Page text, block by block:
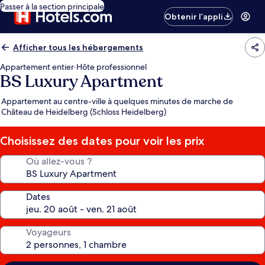
Passer à la section principale
Obtenir l’appli
Afficher tous les hébergements
Appartement entier·Hôte professionnel
BS Luxury Apartment
Appartement au centre-ville à quelques minutes de marche de
Château de Heidelberg (Schloss Heidelberg)
Choisissez des dates pour voir les prix
Où allez-vous ?
Dates
Voyageurs